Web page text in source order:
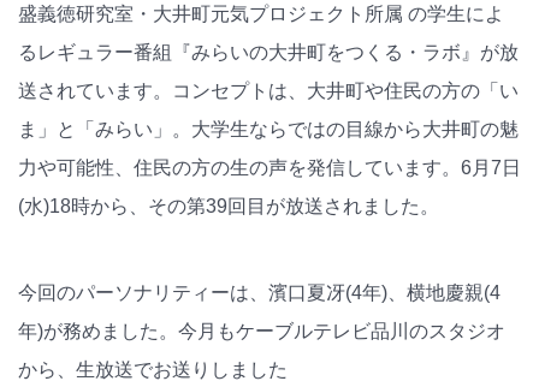
盛義徳研究室・大井町元気プロジェクト所属 の学生によ
るレギュラー番組『みらいの大井町をつくる・ラボ』が放
送されています。コンセプトは、大井町や住民の方の「い
ま」と「みらい」。大学生ならではの目線から大井町の魅
力や可能性、住民の方の生の声を発信しています。6月7日
(水)18時から、その第39回目が放送されました。
今回のパーソナリティーは、濱口夏冴(4年)、横地慶親(4
年)が務めました。今月もケーブルテレビ品川のスタジオ
から、生放送でお送りしました